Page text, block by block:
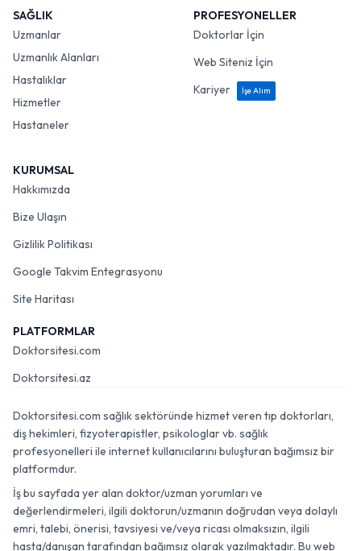
SAĞLIK
Uzmanlar
Uzmanlık Alanları
Hastalıklar
Hizmetler
Hastaneler
PROFESYONELLER
Doktorlar İçin
Web Siteniz İçin
Kariyer
İşe Alım
KURUMSAL
Hakkımızda
Bize Ulaşın
Gizlilik Politikası
Google Takvim Entegrasyonu
Site Haritası
PLATFORMLAR
Doktorsitesi.com
Doktorsitesi.az
Doktorsitesi.com sağlık sektöründe hizmet veren tıp doktorları,
diş hekimleri, fizyoterapistler, psikologlar vb. sağlık
profesyonelleri ile internet kullanıcılarını buluşturan bağımsız bir
platformdur.
İş bu sayfada yer alan doktor/uzman yorumları ve
değerlendirmeleri, ilgili doktorun/uzmanın doğrudan veya dolaylı
emri, talebi, önerisi, tavsiyesi ve/veya ricası olmaksızın, ilgili
hasta/danışan tarafından bağımsız olarak yazılmaktadır. Bu web